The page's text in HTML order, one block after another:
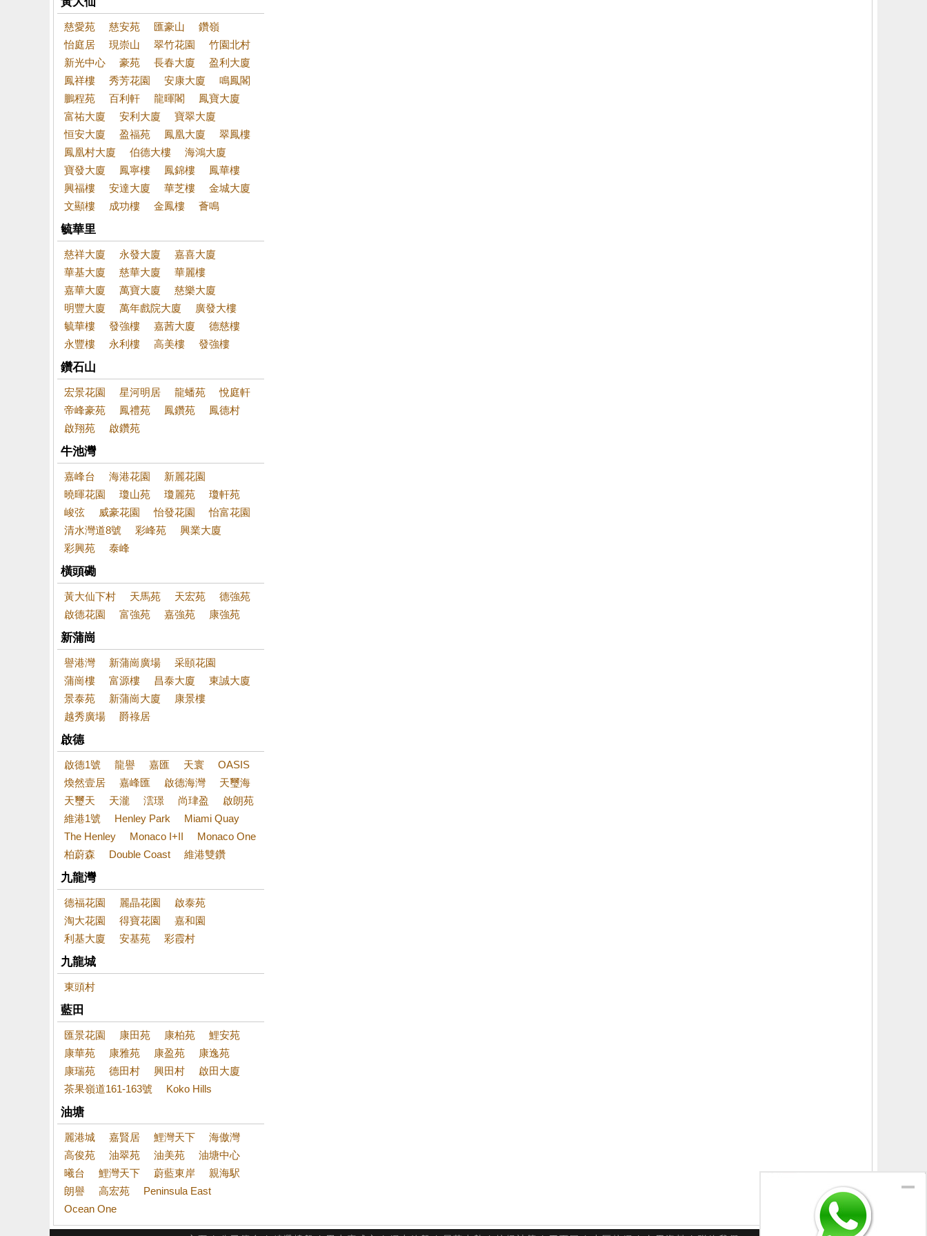
慈愛苑 慈安苑 匯豪山
鑽嶺
怡庭居
現崇山 翠竹花園
竹園北村
新光中心
豪苑 長春大廈
盈利大廈
鳳祥樓
秀芳花園 安康大廈
鳴鳳閣
鵬程苑
百利軒 龍暉閣
鳳寶大廈
富祐大廈
安利大廈
寶翠大廈
恒安大廈
盈福苑 鳳凰大廈
翠鳳樓
鳳凰村大廈
伯德大樓
海鴻大廈
寶發大廈
鳳寧樓 鳳錦樓
鳳華樓
興福樓
安達大廈 華芝樓
金城大廈
文顯樓
成功樓 金鳳樓 薈鳴
毓華里
慈祥大廈 永發大廈
嘉喜大廈
華基大廈
慈華大廈
華麗樓
嘉華大廈
萬寶大廈
慈樂大廈
明豐大廈
萬年戲院大廈
廣發大樓
毓華樓
發強樓 嘉茜大廈
德慈樓
永豐樓
永利樓 高美樓 發強樓
鑽石山
宏景花園 星河明居 龍蟠苑
悅庭軒
帝峰豪苑
鳳禮苑 鳳鑽苑
鳳德村
啟翔苑
啟鑽苑
牛池灣
嘉峰台 海港花園
新麗花園
曉暉花園
瓊山苑 瓊麗苑
瓊軒苑
峻弦
威豪花園 怡發花園
怡富花園
清水灣道8號
彩峰苑
興業大廈
彩興苑
泰峰
橫頭磡
黃大仙下村 天馬苑 天宏苑
德強苑
啟德花園
富強苑 嘉強苑 康強苑
新蒲崗
譽港灣 新蒲崗廣場
采頤花園
蒲崗樓
富源樓 昌泰大廈
東誠大廈
景泰苑
新蒲崗大廈
康景樓
越秀廣場
爵祿居
啟德
啟德1號 龍譽 嘉匯 天寰
OASIS
煥然壹居
嘉峰匯 啟德海灣
天璽海
天璽天
天瀧 澐璟 尚珒盈
啟朗苑
維港1號
Henley Park
Miami Quay
The Henley
Monaco I+II
Monaco One
柏蔚森
Double Coast 維港雙鑽
九龍灣
德福花園 麗晶花園
啟泰苑
淘大花園
得寶花園
嘉和園
利基大廈
安基苑 彩霞村
九龍城
東頭村
藍田
匯景花園 康田苑 康柏苑
鯉安苑
康華苑
康雅苑 康盈苑
康逸苑
康瑞苑
德田村 興田村
啟田大廈
茶果嶺道161-163號
Koko Hills
油塘
麗港城 嘉賢居 鯉灣天下
海傲灣
高俊苑
油翠苑 油美苑
油塘中心
曦台
鯉灣天下 蔚藍東岸
親海駅
朗譽
高宏苑
Peninsula East
Ocean One